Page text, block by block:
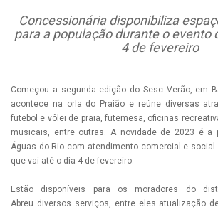
Concessionária disponibiliza
para a população durante o evento
4 de fevereiro
Começou a segunda edição do Sesc Verão, em
acontece na orla do Praião e reúne diversas
futebol e vôlei de praia, futemesa, oficinas
musicais, entre outras. A novidade de 2023 é a
Águas do Rio com atendimento comercial e social
que vai até o dia 4 de fevereiro.
Estão disponíveis para os moradores do
Abreu diversos serviços, entre eles atualização